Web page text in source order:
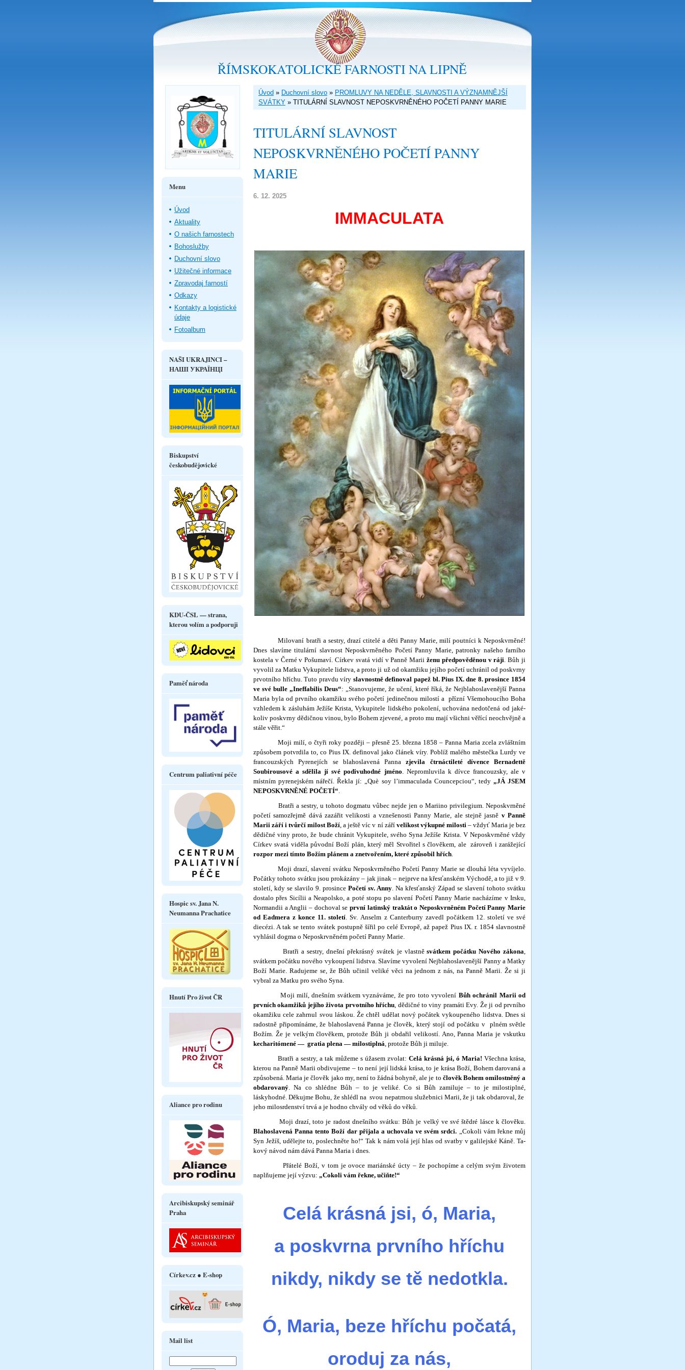
ŘÍMSKOKATOLICKÉ FARNOSTI NA LIPNĚ
Úvod » Duchovní slovo » PROMLUVY NA NEDĚLE, SLAVNOSTI A VÝZNAMNĚJŠÍ
SVÁTKY » TITULÁRNÍ SLAVNOST NEPOSKVRNĚNÉHO POČETÍ PANNY MARIE
TITULÁRNÍ SLAVNOST
NEPOSKVRNĚNÉHO POČETÍ PANNY
MARIE
6. 12. 2025
IMMACULATA
Milovaní bratři a sestry, drazí ctitelé a děti Panny Marie, milí poutníci k Neposkvrněné!
Dnes slavíme titulární slavnost Neposkvrněného Početí Panny Marie, patronky našeho farního
kostela v Černé v Pošumaví. Církev svatá vidí v Panně Marii ženu předpo­věděnou v ráji. Bůh ji
vyvolil za Matku Vykupitele lidstva, a proto ji už od okamžiku jejího početí uchránil od poskvrny
prvotního hříchu. Tuto pravdu víry slavnostně definoval pa­pež bl. Pius IX. dne 8. prosince 1854
ve své bulle „Ineffabilis Deus“: „Stanovujeme, že učení, které říká, že Nejblahoslavenější Panna
Maria byla od prvního okamžiku svého početí jedinečnou milostí a přízní Vše­mohoucího Boha
vzhledem k zásluhám Ježíše Krista, Vykupitele lidského pokolení, uchována nedotčená od jaké­
koliv poskvrny dědičnou vinou, bylo Bohem zjevené, a proto mu mají všichni věřící neochvějně a
stále věřit.“
Moji milí, o čtyři roky později – přesně 25. března 1858 – Panna Maria zcela zvláštním
způsobem potvrdila to, co Pius IX. definoval jako článek víry. Poblíž malého městečka Lurdy ve
francouzských Pyrenejích se blahoslavená Pannazjevila čtrnáctileté dívence Bernadettě
Soubirou­sové a sdělila jí své podivuhodné jméno. Ne­promluvila k dívce francouz­sky, ale v
místním pyrenejském nářečí. Řekla jí: „Què soy l’immaculada Councepciou“, tedy „JÁ JSEM
NEPOSKVR­NĚNÉ POČETÍ“.
Bratři a sestry, u tohoto dogmatu vůbec nejde jen o Mariino privile­gium. Neposkvrněné
početí samozřejmě dává zazářit velikosti a vzneše­nosti Panny Marie, ale stejně jasně v Panně
Marii září i tvůrčí milost Boží, a ještě víc v ní září velikost výkupné milosti– vždyť Maria je bez
dědičné viny proto, že bude chránit Vykupitele, svého Syna Ježíše Krista. V Nepo­skvrněné vždy
Církev svatá viděla původní Boží plán, který měl Stvořitel s člověkem, ale zároveň i zarážející
rozpor mezi tímto Božím plánem a znetvořením, které způsobil hřích.
Moji drazí, slavení svátku Neposkvrněného Početí Panny Marie se dlouhá léta vyvíjelo.
Počátky tohoto svátku jsou prokázány – jak jinak – nejprve na křesťanském Východě, a to již v 9.
století, kdy se slavilo 9. pro­since Početí sv. Anny. Na křesťanský Západ se slavení tohoto svátku
do­stalo přes Sicílii a Neapolsko, a poté stopu po slavení Početí Panny Marie nacházíme v Irsku,
Normandii a Anglii – dochoval seprvní latinský trak­tát o Neposkvrněném Početí Panny Marie
od Eadmera z konce 11. sto­letí. Sv. Anselm z Canterburry zavedl počátkem 12. století ve své
diecézi. A tak se tento svátek postupně šířil po celé Evropě, až papež Pius IX. r. 1854 slavnostně
vyhlásil dogma o Neposkrvněném početí Panny Marie.
Bratři a sestry, dnešní překrásný svátek je vlastněsvátkem počátku Nového zákona,
svátkem počátku nového vykoupení lidstva. Slavíme vy­volení Nejblahoslavenější Panny a Matky
Boží Marie. Radujeme se, že Bůh učinil veliké věci na jednom z nás, na Panně Marii. Že si ji
vybral za Matku pro svého Syna.
Moji milí, dnešním svátkem vyznáváme, že pro toto vyvolení Bůh ochránil Marii od
prvních okamžiků jejího života prvotního hříchu, dě­dičné to viny pramáti Evy. Že ji od prvního
okamžiku cele zahrnul svou láskou. Že chtěl udělat nový počátek vykoupeného lidstva. Dnes si
ra­dostně připomínáme, že blahoslavená Panna je člověk, který stojí od po­čátku v plném světle
Božím. Že je velkým člověkem, protože Bůh ji obda­řil velikostí. Ano, Panna Maria je vskutku
kecharitómené — gratia plena — milostiplná, protože Bůh ji miluje.
Bratři a sestry, a tak můžeme s úžasem zvolat: Celá krásná jsi, ó Ma­ria! Všechna krása,
kterou na Panně Marii obdivujeme – to není její lidská krása, to je krása Boží, Bohem darovaná a
způsobená. Maria je člo­věk jako my, není to žádná bohyně, ale je to člověk Bohem omilostněný a
obdaro­vaný. Na co shlédne Bůh – to je veliké. Co si Bůh zamiluje – to je milosti­plné,
láskyhodné. Děkujme Bohu, že shlédl na svou nepatrnou slu­žebnici Marii, že ji tak obdaroval, že
jeho milosrdenství trvá a je hodno chvály od věků do věků.
Moji drazí, toto je radost dnešního svátku: Bůh je velký ve své štědré lásce k člověku.
Blahoslavená Panna tento Boží dar přijala a uchovala ve svém srdci. „Cokoli vám řekne můj
Syn Ježíš, udělejte to, poslechněte ho!“ Tak k nám volá její hlas od svatby v galilejské Káně. Ta­
kový návod nám dává Panna Maria i dnes.
Přátelé Boží, v tom je ovoce mariánské úcty – že pochopíme a ce­lým svým životem
naplňujeme její výzvu: „Cokoli vám řekne, učiňte!“
Celá krásná jsi, ó, Maria,
a poskvrna prvního hříchu
nikdy, nikdy se tě nedotkla.
Ó, Maria, beze hříchu počatá,
oroduj za nás,
Menu
Úvod
Aktuality
O našich farnostech
Bohoslužby
Duchovní slovo
Užitečné informace
Zpravodaj farností
Odkazy
Kontakty a logistické
údaje
Fotoalbum
NAŠI UKRAJINCI –
НАШІ УКРАЇНЦІ
Biskupství
českobudějovické
KDU-ČSL — strana,
kterou volím a podporuji
Paměť národa
Centrum paliativní péče
Hospic sv. Jana N.
Neumanna Prachatice
Hnutí Pro život ČR
Aliance pro rodinu
Arcibiskupský seminář
Praha
Církev.cz ● E-shop
Mail list